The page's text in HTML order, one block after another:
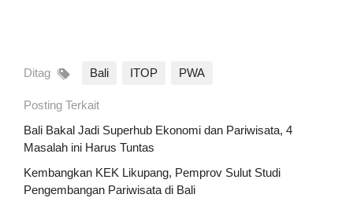
Ditag Bali ITOP PWA
Posting Terkait
Bali Bakal Jadi Superhub Ekonomi dan Pariwisata, 4
Masalah ini Harus Tuntas
Kembangkan KEK Likupang, Pemprov Sulut Studi
Pengembangan Pariwisata di Bali